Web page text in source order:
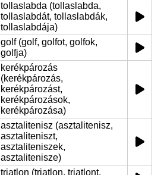
tollaslabda (tollaslabda,
tollaslabdát, tollaslabdák,
tollaslabdája)
golf (golf, golfot, golfok,
golfja)
kerékpározás
(kerékpározás,
kerékpározást,
kerékpározások,
kerékpározása)
asztalitenisz (asztalitenisz,
asztaliteniszt,
asztaliteniszek,
asztalitenisze)
triatlon (triatlon, triatlont,